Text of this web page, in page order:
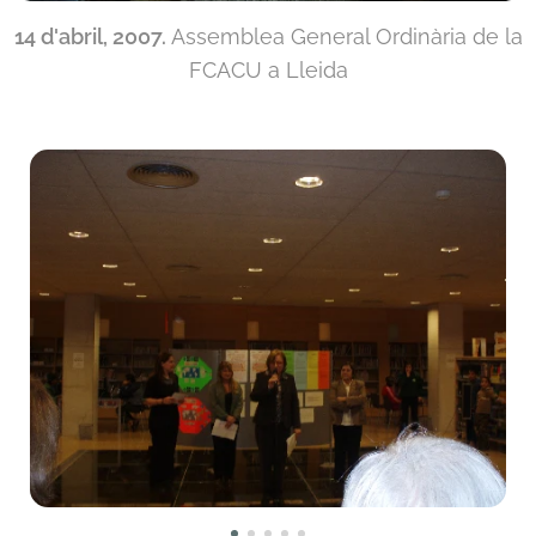
14 d'abril, 2007. Assemblea General Ordinària de la
FCACU a Lleida